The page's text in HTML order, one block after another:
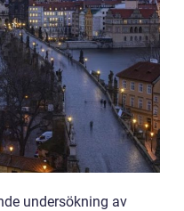
undersökning av